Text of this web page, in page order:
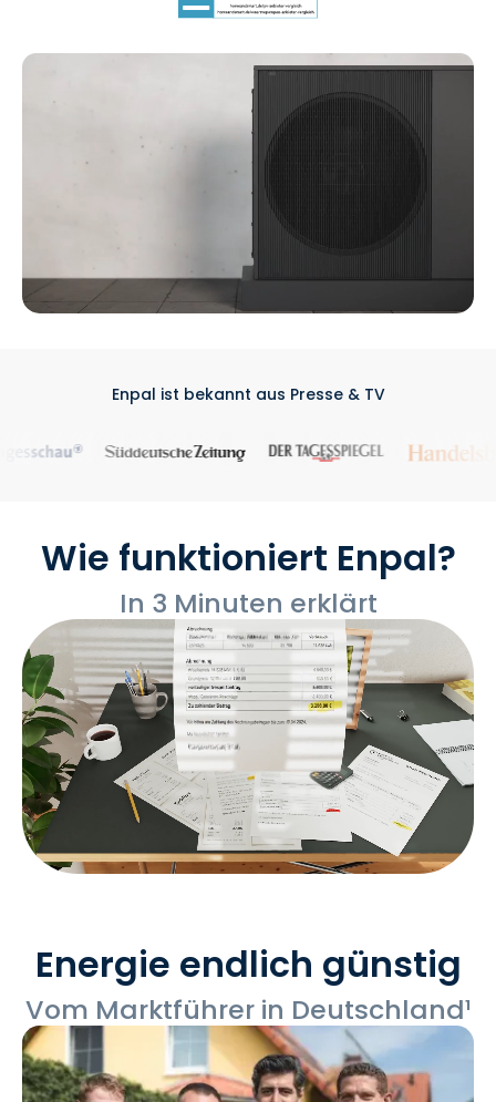
Enpal ist bekannt aus Presse & TV
Wie funktioniert Enpal?
In 3 Minuten erklärt
00:07/03:00
Energie endlich günstig
Vom Marktführer in Deutschland¹